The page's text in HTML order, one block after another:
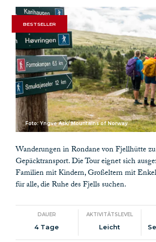
BESTSELLER
Foto: Yngve Ask/ Mountains of Norway
Wanderungen in Rondane von Fjellhütte
Gepäcktransport. Die Tour eignet sich
Familien mit Kindern, Großeltern mit
für alle, die Ruhe des Fjells suchen.
DAUER
4 Tage
AKTIVITÄTSLEVEL
Leicht